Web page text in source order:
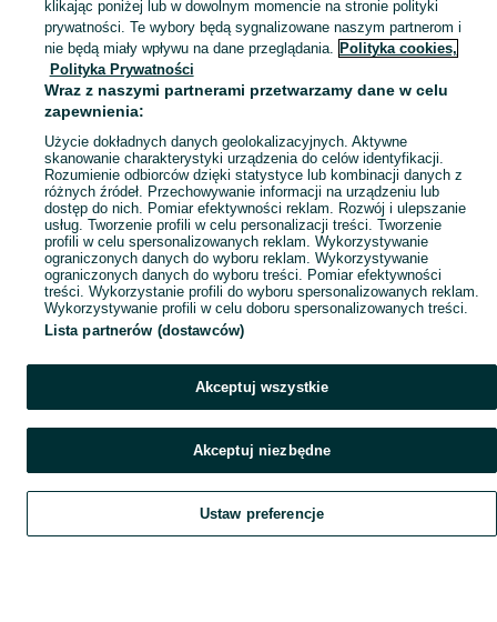
Mapa kategorii
Mapa miejscowości
Mapa ministron
Popularne wyszukiwania
Szukaj Obserwujesz Dodaj Czat Konto
klikając poniżej lub w dowolnym momencie na stronie polityki
prywatności. Te wybory będą sygnalizowane naszym partnerom i
nie będą miały wpływu na dane przeglądania. Polityka cookies,
Polityka Prywatności
Wraz z naszymi partnerami przetwarzamy dane w celu
zapewnienia:
Użycie dokładnych danych geolokalizacyjnych. Aktywne
skanowanie charakterystyki urządzenia do celów identyfikacji.
Rozumienie odbiorców dzięki statystyce lub kombinacji danych z
różnych źródeł. Przechowywanie informacji na urządzeniu lub
dostęp do nich. Pomiar efektywności reklam. Rozwój i ulepszanie
usług. Tworzenie profili w celu personalizacji treści. Tworzenie
profili w celu spersonalizowanych reklam. Wykorzystywanie
ograniczonych danych do wyboru reklam. Wykorzystywanie
ograniczonych danych do wyboru treści. Pomiar efektywności
treści. Wykorzystanie profili do wyboru spersonalizowanych reklam.
Wykorzystywanie profili w celu doboru spersonalizowanych treści.
Lista partnerów (dostawców)
Akceptuj wszystkie
Akceptuj niezbędne
Ustaw preferencje